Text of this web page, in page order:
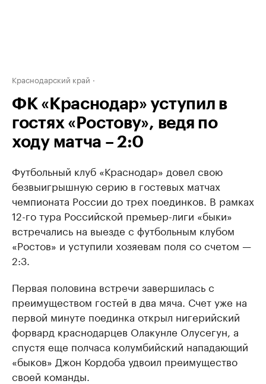
Краснодарский край
ФК «Краснодар» уступил в
гостях «Ростову», ведя по
ходу матча – 2:0
Футбольный клуб «Краснодар» довел свою
безвыигрышную серию в гостевых матчах
чемпионата России до трех поединков. В рамках
12-го тура Российской премьер-лиги «быки»
встречались на выезде с футбольным клубом
«Ростов» и уступили хозяевам поля со счетом —
2:3.
Первая половина встречи завершилась с
преимуществом гостей в два мяча. Счет уже на
первой минуте поединка открыл нигерийский
форвард краснодарцев Олакунле Олусегун, а
спустя еще полчаса колумбийский нападающий
«быков» Джон Кордоба удвоил преимущество
своей команды.